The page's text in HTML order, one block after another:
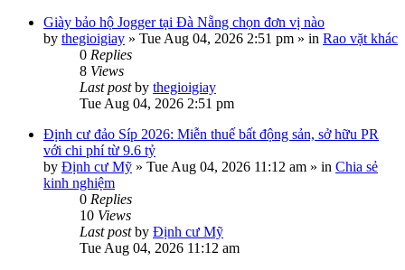
Giày bảo hộ Jogger tại Đà Nẵng chọn đơn vị nào
by thegioigiay » Tue Aug 04, 2026 2:51 pm » in Rao vặt khác
0 Replies
8 Views
Last postby thegioigiay
Tue Aug 04, 2026 2:51 pm
Định cư đảo Síp 2026: Miễn thuế bất động sản, sở hữu PR
với chi phí từ 9.6 tỷ
by Định cư Mỹ » Tue Aug 04, 2026 11:12 am » in Chia sẻ
kinh nghiệm
0 Replies
10 Views
Last postby Định cư Mỹ
Tue Aug 04, 2026 11:12 am